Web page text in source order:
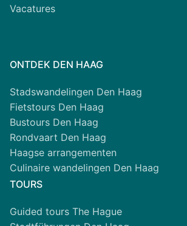
Vacatures
ONTDEK DEN HAAG
Stadswandelingen Den Haag
Fietstours Den Haag
Bustours Den Haag
Rondvaart Den Haag
Haagse arrangementen
Culinaire wandelingen Den Haag
TOURS
Guided tours The Hague